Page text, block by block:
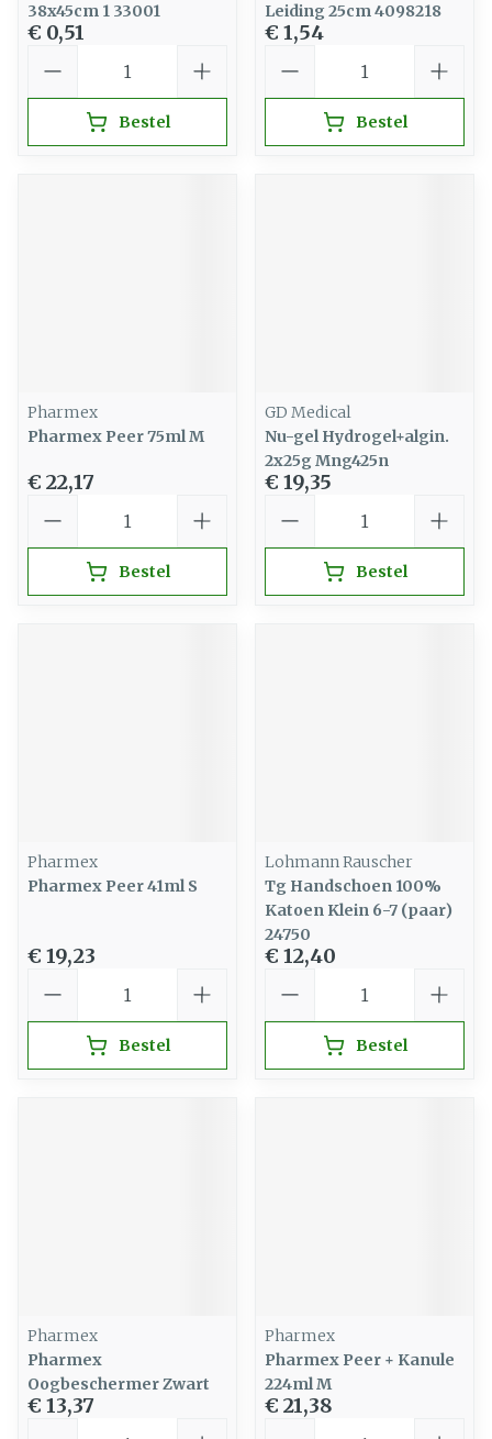
38x45cm 1 33001
€ 0,51
Bestel
Leiding 25cm 4098218
€ 1,54
Bestel
Pharmex
Pharmex Peer 75ml M
€ 22,17
Bestel
GD Medical
Nu-gel Hydrogel+algin.
2x25g Mng425n
€ 19,35
Bestel
Pharmex
Pharmex Peer 41ml S
€ 19,23
Bestel
Lohmann Rauscher
Tg Handschoen 100%
Katoen Klein 6-7 (paar)
24750
€ 12,40
Bestel
Pharmex
Pharmex
Oogbeschermer Zwart
€ 13,37
Pharmex
Pharmex Peer + Kanule
224ml M
€ 21,38